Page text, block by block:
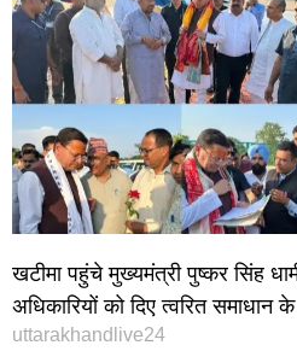
खटीमा पहुंचे मुख्यमंत्री पुष्कर सिंह
अधिकारियों को दिए त्वरित समाधान के
uttarakhandlive24